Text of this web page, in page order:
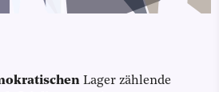
Lager zählende